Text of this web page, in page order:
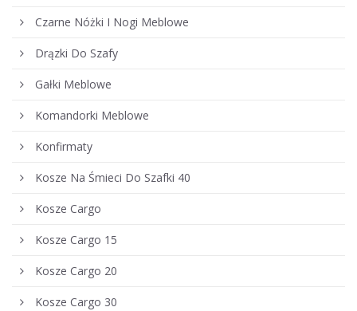
Czarne Nóżki I Nogi Meblowe
Drązki Do Szafy
Gałki Meblowe
Komandorki Meblowe
Konfirmaty
Kosze Na Śmieci Do Szafki 40
Kosze Cargo
Kosze Cargo 15
Kosze Cargo 20
Kosze Cargo 30